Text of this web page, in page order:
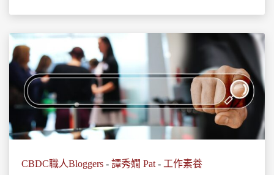
CBDC職人Bloggers - 譚秀嫺 Pat - 工作素養